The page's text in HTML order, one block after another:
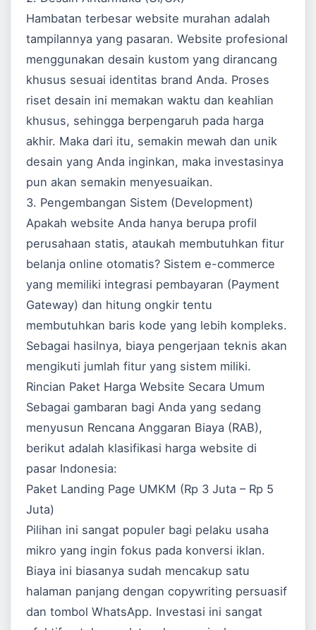
Hambatan terbesar website murahan adalah
tampilannya yang pasaran. Website profesional
menggunakan desain kustom yang dirancang
khusus sesuai identitas brand Anda. Proses
riset desain ini memakan waktu dan keahlian
khusus, sehingga berpengaruh pada harga
akhir. Maka dari itu, semakin mewah dan unik
desain yang Anda inginkan, maka investasinya
pun akan semakin menyesuaikan.
3. Pengembangan Sistem (Development)
Apakah website Anda hanya berupa profil
perusahaan statis, ataukah membutuhkan fitur
belanja online otomatis? Sistem e-commerce
yang memiliki integrasi pembayaran (Payment
Gateway) dan hitung ongkir tentu
membutuhkan baris kode yang lebih kompleks.
Sebagai hasilnya, biaya pengerjaan teknis akan
mengikuti jumlah fitur yang sistem miliki.
Rincian Paket Harga Website Secara Umum
Sebagai gambaran bagi Anda yang sedang
menyusun Rencana Anggaran Biaya (RAB),
berikut adalah klasifikasi harga website di
pasar Indonesia:
Paket Landing Page UMKM (Rp 3 Juta – Rp 5
Juta)
Pilihan ini sangat populer bagi pelaku usaha
mikro yang ingin fokus pada konversi iklan.
Biaya ini biasanya sudah mencakup satu
halaman panjang dengan copywriting persuasif
dan tombol WhatsApp. Investasi ini sangat